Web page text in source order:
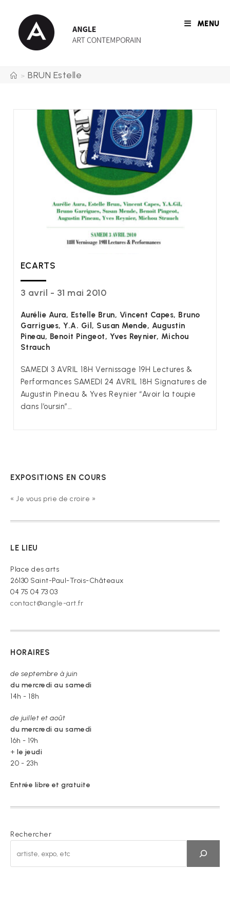
content
MENU
> BRUN Estelle
ECARTS
3 avril - 31 mai 2010
Aurélie Aura, Estelle Brun, Vincent Capes, Bruno
Garrigues, Y.A. Gil, Susan Mende, Augustin
Pineau, Benoit Pingeot, Yves Reynier, Michou
Strauch
SAMEDI 3 AVRIL 18H Vernissage 19H Lectures &
Performances SAMEDI 24 AVRIL 18H Signatures de
Augustin Pineau & Yves Reynier “Avoir la toupie
dans l’oursin”…
EXPOSITIONS EN COURS
« Je vous prie de croire »
LE LIEU
Place des arts
26130 Saint-Paul-Trois-Châteaux
04 75 04 73 03
contact@angle-art.fr
HORAIRES
de septembre à juin
du mercredi au samedi
14h - 18h
de juillet et août
du mercredi au samedi
16h - 19h
+ le jeudi
20 - 23h
Entrée libre et gratuite
Rechercher